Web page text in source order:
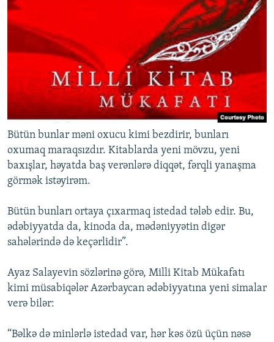
Bütün bunlar məni oxucu kimi bezdirir, bunları
oxumaq maraqsızdır. Kitablarda yeni mövzu, yeni
baxışlar, həyatda baş verənlərə diqqət, fərqli yanaşma
görmək istəyirəm.
Bütün bunları ortaya çıxarmaq istedad tələb edir. Bu,
ədəbiyyatda da, kinoda da, mədəniyyətin digər
sahələrində də keçərlidir”.
Ayaz Salayevin sözlərinə görə, Milli Kitab Mükafatı
kimi müsabiqələr Azərbaycan ədəbiyyatına yeni simalar
verə bilər:
“Bəlkə də minlərlə istedad var, hər kəs özü üçün nəsə